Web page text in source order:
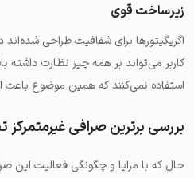
زیرساخت قوی
اگریگیتورها برای شفافیت طراحی
کاربر می‌تواند بر همه چیز نظارت داشته
استفاده نمی‌کنند که همین موضوع
بررسی برترین صرافی غیرمتمرکز
حال که با مزایا و چگونگی فعالیت این